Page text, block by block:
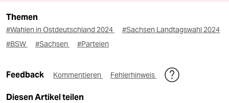
Themen
#Wahlen in Ostdeutschland 2024
#Sachsen Landtagswahl 2024
#BSW
#Sachsen #Parteien
Feedback Kommentieren Fehlerhinweis
Diesen Artikel teilen